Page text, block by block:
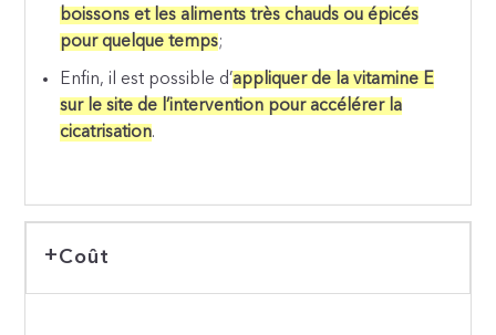
boissons et les aliments très chauds ou épicés
pour quelque temps;
Enfin, il est possible d’appliquer de la vitamine E
sur le site de l’intervention pour accélérer la
cicatrisation.
Coût